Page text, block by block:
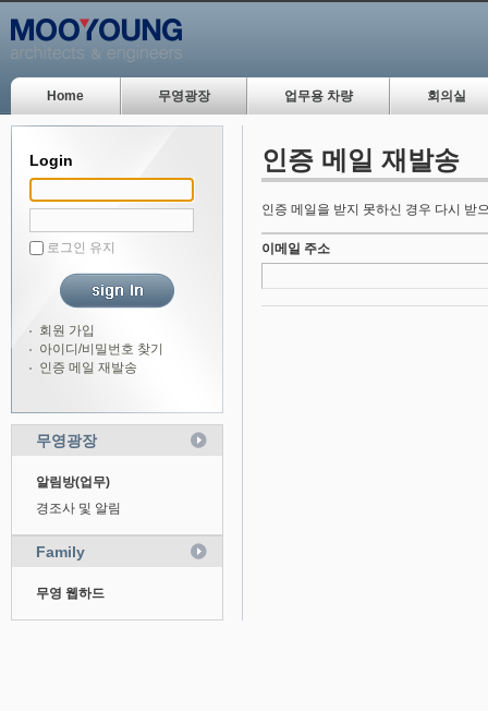
Home 무영광장 업무용 차량 회의실
Login
로그인 유지
회원 가입
아이디/비밀번호 찾기
인증 메일 재발송
무영광장
알림방(업무)
경조사 및 알림
Family
무영 웹하드
인증 메일 재발송
인증 메일을 받지 못하신 경우 다시 받
이메일 주소